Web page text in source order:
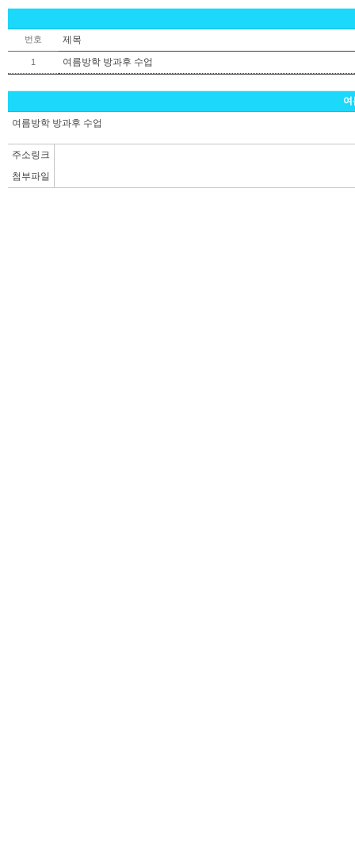
번호 제목
1 여름방학 방과후 수업
여
여름방학 방과후 수업
주소링크
첨부파일